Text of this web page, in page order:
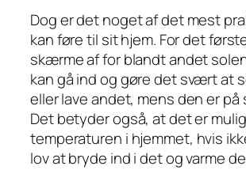
Dog er det noget af det mest
kan føre til sit hjem. For det
skærme af for blandt andet
kan gå ind og gøre det svært at
eller lave andet, mens den er
Det betyder også, at det er
temperaturen i hjemmet, hvis
lov at bryde ind i det og varme